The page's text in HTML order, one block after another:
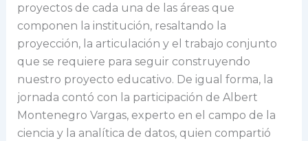
proyectos de cada una de las áreas que
componen la institución, resaltando la
proyección, la articulación y el trabajo conjunto
que se requiere para seguir construyendo
nuestro proyecto educativo. De igual forma, la
jornada contó con la participación de Albert
Montenegro Vargas, experto en el campo de la
ciencia y la analítica de datos, quien compartió